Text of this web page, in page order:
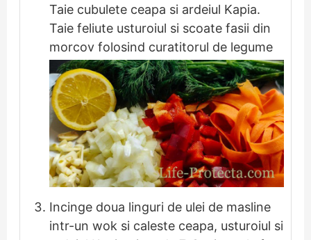
Taie cubulete ceapa si ardeiul Kapia.
Taie feliute usturoiul si scoate fasii din
morcov folosind curatitorul de legume
Incinge doua linguri de ulei de masline
intr-un wok si caleste ceapa, usturoiul si